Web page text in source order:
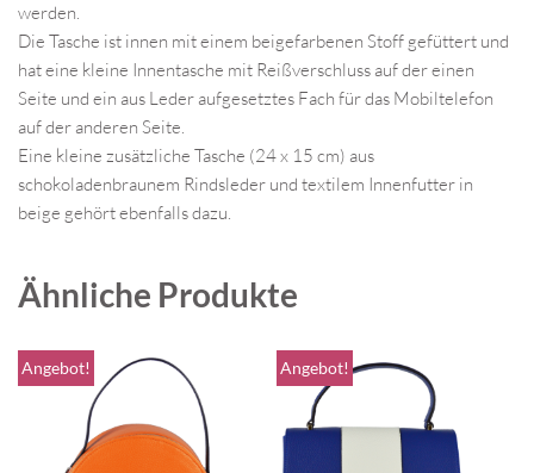
werden.
Die Tasche ist innen mit einem beigefarbenen Stoff gefüttert und
hat eine kleine Innentasche mit Reißverschluss auf der einen
Seite und ein aus Leder aufgesetztes Fach für das Mobiltelefon
auf der anderen Seite.
Eine kleine zusätzliche Tasche (24 x 15 cm) aus
schokoladenbraunem Rindsleder und textilem Innenfutter in
beige gehört ebenfalls dazu.
Ähnliche Produkte
Angebot! Angebot!